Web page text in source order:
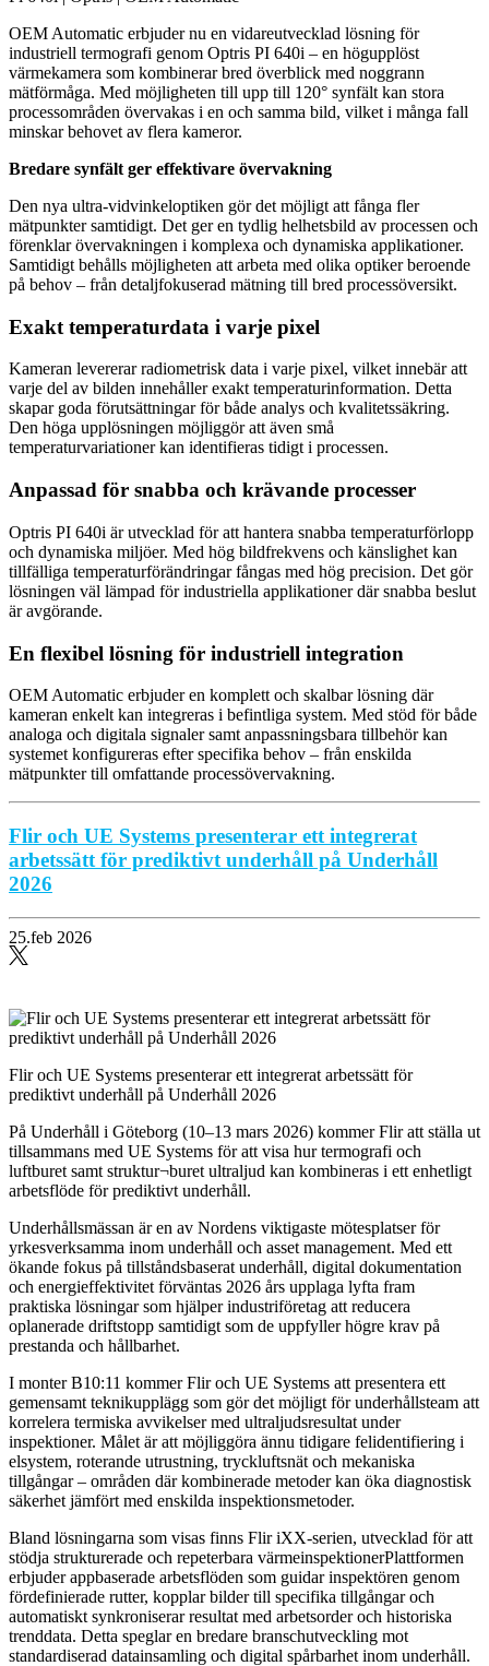
OEM Automatic erbjuder nu en vidareutvecklad lösning för
industriell termografi genom Optris PI 640i – en högupplöst
värmekamera som kombinerar bred överblick med noggrann
mätförmåga. Med möjligheten till upp till 120° synfält kan stora
processområden övervakas i en och samma bild, vilket i många fall
minskar behovet av flera kameror.
Bredare synfält ger effektivare övervakning
Den nya ultra-vidvinkeloptiken gör det möjligt att fånga fler
mätpunkter samtidigt. Det ger en tydlig helhetsbild av processen och
förenklar övervakningen i komplexa och dynamiska applikationer.
Samtidigt behålls möjligheten att arbeta med olika optiker beroende
på behov – från detaljfokuserad mätning till bred processöversikt.
Exakt temperaturdata i varje pixel
Kameran levererar radiometrisk data i varje pixel, vilket innebär att
varje del av bilden innehåller exakt temperaturinformation. Detta
skapar goda förutsättningar för både analys och kvalitetssäkring.
Den höga upplösningen möjliggör att även små
temperaturvariationer kan identifieras tidigt i processen.
Anpassad för snabba och krävande processer
Optris PI 640i är utvecklad för att hantera snabba temperaturförlopp
och dynamiska miljöer. Med hög bildfrekvens och känslighet kan
tillfälliga temperaturförändringar fångas med hög precision. Det gör
lösningen väl lämpad för industriella applikationer där snabba beslut
är avgörande.
En flexibel lösning för industriell integration
OEM Automatic erbjuder en komplett och skalbar lösning där
kameran enkelt kan integreras i befintliga system. Med stöd för både
analoga och digitala signaler samt anpassningsbara tillbehör kan
systemet konfigureras efter specifika behov – från enskilda
mätpunkter till omfattande processövervakning.
Flir och UE Systems presenterar ett integrerat
arbetssätt för prediktivt underhåll på Underhåll
2026
25.feb 2026
Flir och UE Systems presenterar ett integrerat arbetssätt för
prediktivt underhåll på Underhåll 2026
På Underhåll i Göteborg (10–13 mars 2026) kommer Flir att ställa ut
tillsammans med UE Systems för att visa hur termografi och
luftburet samt struktur¬buret ultraljud kan kombineras i ett enhetligt
arbetsflöde för prediktivt underhåll.
Underhållsmässan är en av Nordens viktigaste mötesplatser för
yrkesverksamma inom underhåll och asset management. Med ett
ökande fokus på tillståndsbaserat underhåll, digital dokumentation
och energieffektivitet förväntas 2026 års upplaga lyfta fram
praktiska lösningar som hjälper industriföretag att reducera
oplanerade driftstopp samtidigt som de uppfyller högre krav på
prestanda och hållbarhet.
I monter B10:11 kommer Flir och UE Systems att presentera ett
gemensamt teknikupplägg som gör det möjligt för underhållsteam att
korrelera termiska avvikelser med ultraljudsresultat under
inspektioner. Målet är att möjliggöra ännu tidigare felidentifiering i
elsystem, roterande utrustning, tryckluftsnät och mekaniska
tillgångar – områden där kombinerade metoder kan öka diagnostisk
säkerhet jämfört med enskilda inspektionsmetoder.
Bland lösningarna som visas finns Flir iXX-serien, utvecklad för att
stödja strukturerade och repeterbara värmeinspektionerPlattformen
erbjuder appbaserade arbetsflöden som guidar inspektören genom
fördefinierade rutter, kopplar bilder till specifika tillgångar och
automatiskt synkroniserar resultat med arbetsorder och historiska
trenddata. Detta speglar en bredare branschutveckling mot
standardiserad datainsamling och digital spårbarhet inom underhåll.